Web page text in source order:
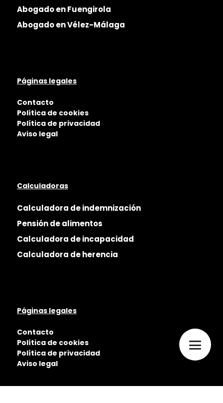
Abogado en Fuengirola
Abogado en Vélez-Málaga
Páginas legales
Contacto
Política de cookies
Política de privacidad
Aviso legal
Calculadoras
Calculadora de indemnización
Pensión de alimentos
Calculadora de incapacidad
Calculadora de herencia
Páginas legales
Contacto
Política de cookies
Política de privacidad
Aviso legal